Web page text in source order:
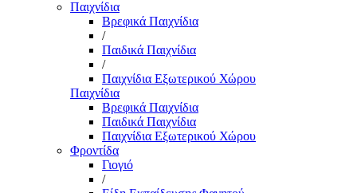
Παιχνίδια
Βρεφικά Παιχνίδια
/
Παιδικά Παιχνίδια
/
Παιχνίδια Εξωτερικού Χώρου
Παιχνίδια
Βρεφικά Παιχνίδια
Παιδικά Παιχνίδια
Παιχνίδια Εξωτερικού Χώρου
Φροντίδα
Γιογιό
/